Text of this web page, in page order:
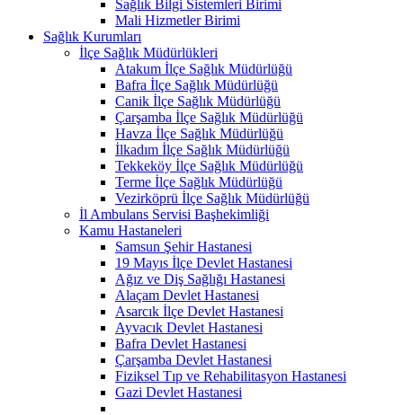
Sağlık Bilgi Sistemleri Birimi
Mali Hizmetler Birimi
Sağlık Kurumları
İlçe Sağlık Müdürlükleri
Atakum İlçe Sağlık Müdürlüğü
Bafra İlçe Sağlık Müdürlüğü
Canik İlçe Sağlık Müdürlüğü
Çarşamba İlçe Sağlık Müdürlüğü
Havza İlçe Sağlık Müdürlüğü
İlkadım İlçe Sağlık Müdürlüğü
Tekkeköy İlçe Sağlık Müdürlüğü
Terme İlçe Sağlık Müdürlüğü
Vezirköprü İlçe Sağlık Müdürlüğü
İl Ambulans Servisi Başhekimliği
Kamu Hastaneleri
Samsun Şehir Hastanesi
19 Mayıs İlçe Devlet Hastanesi
Ağız ve Diş Sağlığı Hastanesi
Alaçam Devlet Hastanesi
Asarcık İlçe Devlet Hastanesi
Ayvacık Devlet Hastanesi
Bafra Devlet Hastanesi
Çarşamba Devlet Hastanesi
Fiziksel Tıp ve Rehabilitasyon Hastanesi
Gazi Devlet Hastanesi